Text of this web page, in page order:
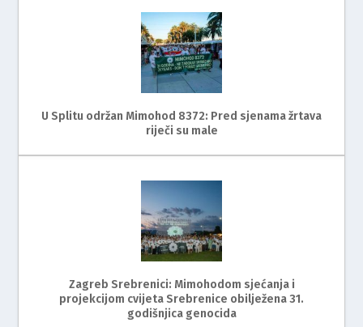
U Splitu održan Mimohod 8372: Pred sjenama žrtava
riječi su male
Zagreb Srebrenici: Mimohodom sjećanja i
projekcijom cvijeta Srebrenice obilježena 31.
godišnjica genocida